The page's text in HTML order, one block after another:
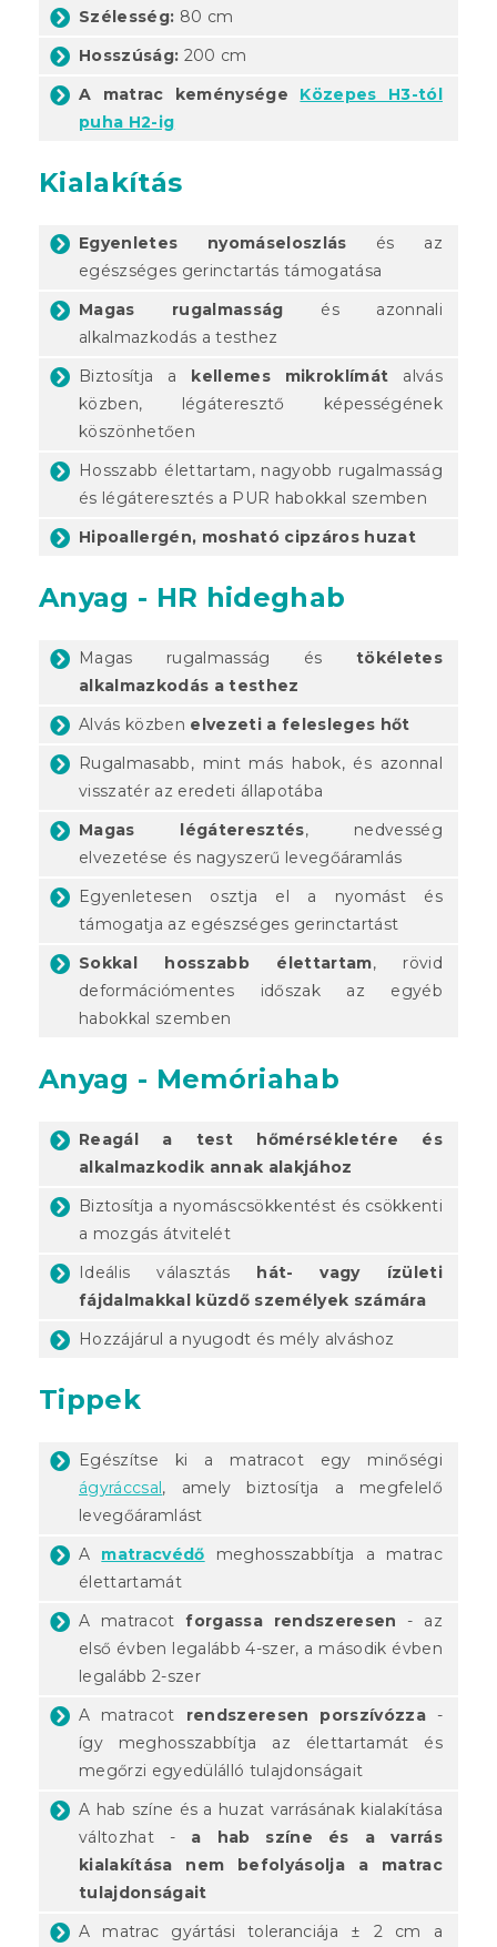
Szélesség: 80 cm
Hosszúság: 200 cm
A matrac keménysége Közepes H3-tól
puha H2-ig
Kialakítás
Egyenletes nyomáseloszlás és az
egészséges gerinctartás támogatása
Magas rugalmasság és azonnali
alkalmazkodás a testhez
Biztosítja a kellemes mikroklímát alvás
közben, légáteresztő képességének
köszönhetően
Hosszabb élettartam, nagyobb rugalmasság
és légáteresztés a PUR habokkal szemben
Hipoallergén, mosható cipzáros huzat
Anyag - HR hideghab
Magas rugalmasság és tökéletes
alkalmazkodás a testhez
Alvás közben elvezeti a felesleges hőt
Rugalmasabb, mint más habok, és azonnal
visszatér az eredeti állapotába
Magas légáteresztés, nedvesség
elvezetése és nagyszerű levegőáramlás
Egyenletesen osztja el a nyomást és
támogatja az egészséges gerinctartást
Sokkal hosszabb élettartam, rövid
deformációmentes időszak az egyéb
habokkal szemben
Anyag - Memóriahab
Reagál a test hőmérsékletére és
alkalmazkodik annak alakjához
Biztosítja a nyomáscsökkentést és csökkenti
a mozgás átvitelét
Ideális választás hát- vagy ízületi
fájdalmakkal küzdő személyek számára
Hozzájárul a nyugodt és mély alváshoz
Tippek
Egészítse ki a matracot egy minőségi
ágyráccsal, amely biztosítja a megfelelő
levegőáramlást
A matracvédő meghosszabbítja a matrac
élettartamát
A matracotforgassa rendszeresen - az
első évben legalább 4-szer, a második évben
legalább 2-szer
A matracot rendszeresen porszívózza-
így meghosszabbítja az élettartamát és
megőrzi egyedülálló tulajdonságait
A hab színe és a huzat varrásának kialakítása
változhat - a hab színe és a varrás
kialakítása nem befolyásolja a matrac
tulajdonságait
A matrac gyártási toleranciája ± 2 cm a